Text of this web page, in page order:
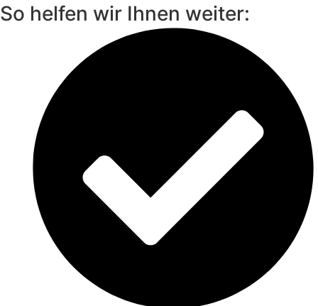
So helfen wir Ihnen weiter: